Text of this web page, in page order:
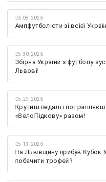
06.08.2026
Ампфутболісти зі всієї
05.30.2026
Збірна України з футболу
Львові!
05.29.2026
Крутиш педалі і потрапляєш
«ВелоПідкову» разом!
05.13.2026
На Львівщину прибув Кубок
побачити трофей?